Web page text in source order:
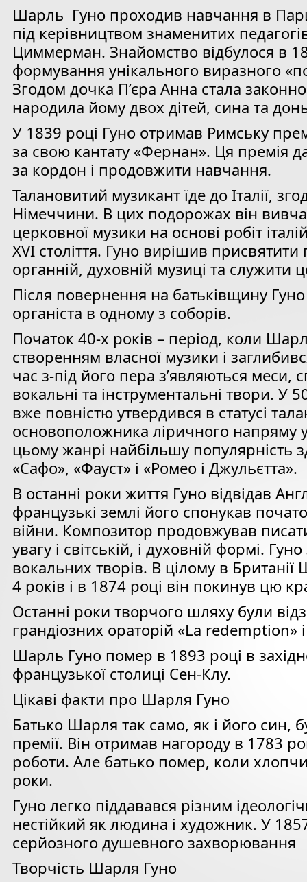
Шарль Гуно проходив навчання в
під керівництвом знаменитих
Циммерман. Знайомство відбулося в
формування унікального виразного
Згодом дочка П’єра Анна стала
народила йому двох дітей, сина та
У 1839 році Гуно отримав Римську
за свою кантату «Фернан». Ця премія
за кордон і продовжити навчання.
Талановитий музикант їде до Італії,
Німеччини. В цих подорожах він
церковної музики на основі робіт
XVI століття. Гуно вирішив
органній, духовній музиці та служити
Після повернення на батьківщину
органіста в одному з соборів.
Початок 40-х років – період, коли
створенням власної музики і
час з-під його пера з’являються меси,
вокальні та інструментальні твори. У
вже повністю утвердився в статусі
основоположника ліричного напряму
цьому жанрі найбільшу популярність
«Сафо», «Фауст» і «Ромео і Джульєтта».
В останні роки життя Гуно відвідав
французькі землі його спонукав
війни. Композитор продовжував
увагу і світській, і духовній формі.
вокальних творів. В цілому в
4 років і в 1874 році він покинув цю
Останні роки творчого шляху були
грандіозних ораторій «La redemption»
Шарль Гуно помер в 1893 році в
французької столиці Сен-Клу.
Цікаві факти про Шарля Гуно
Батько Шарля так само, як і його син,
премії. Він отримав нагороду в 1783
роботи. Але батько помер, коли
роки.
Гуно легко піддавався різним
нестійкий як людина і художник. У
серйозного душевного захворювання
Творчість Шарля Гуно